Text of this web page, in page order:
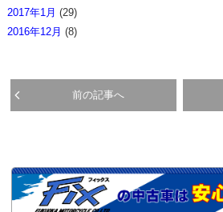
2017年1月 (29)
2016年12月 (8)
前の記事へ